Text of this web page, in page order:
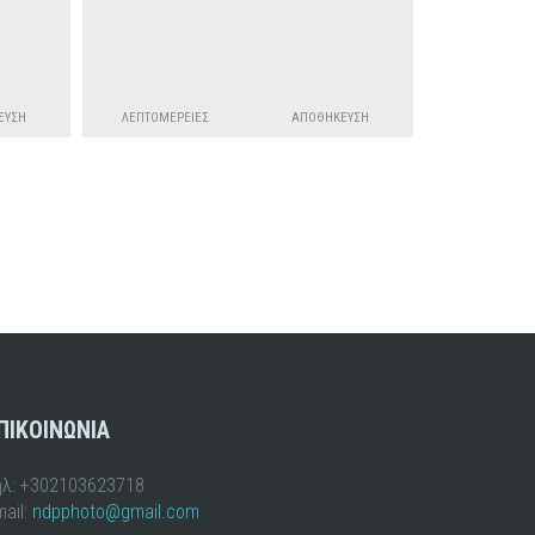
ΛΕΠΤΟΜΈΡΕΙΕΣ ΑΠΟΘΉΚΕΥΣΗ
+302103623718
ndpphoto@gmail.com